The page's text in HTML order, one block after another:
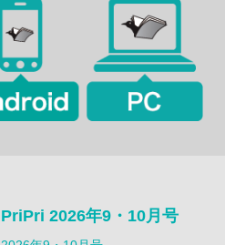
PriPri 2026年9・10月号